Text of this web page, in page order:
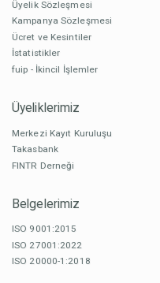
Üyelik Sözleşmesi
Kampanya Sözleşmesi
Ücret ve Kesintiler
İstatistikler
fuip - İkincil İşlemler
Üyeliklerimiz
Merkezi Kayıt Kuruluşu
Takasbank
FINTR Derneği
Belgelerimiz
ISO 9001:2015
ISO 27001:2022
ISO 20000-1:2018